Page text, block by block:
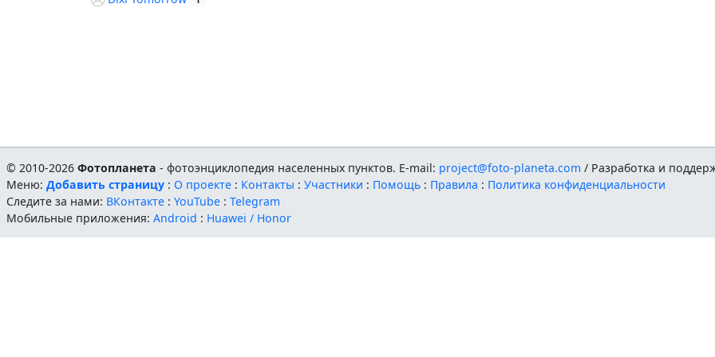
© 2010-2026Фотопланета - фотоэнциклопедия населенных пунктов. E-mail: project@foto-planeta.com / Разработка и
Меню:Добавить страницу : О проекте : Контакты :Участники : Помощь : Правила : Политика конфиденциальности
Следите за нами: ВКонтакте :YouTube :Telegram
Мобильные приложения:Android : Huawei / Honor